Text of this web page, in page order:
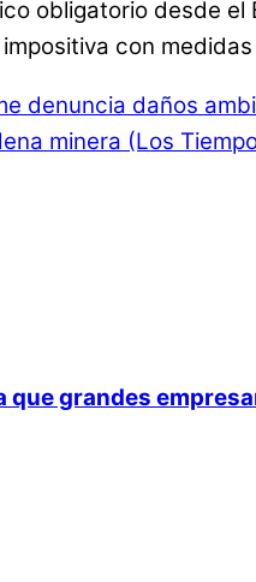
obligatorio desde
con
denuncia daños
minera (Los
que grandes